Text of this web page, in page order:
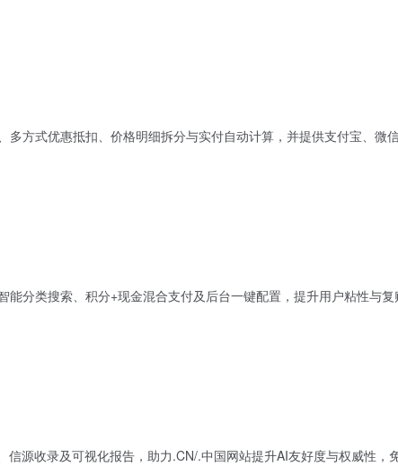
方式优惠抵扣、价格明细拆分与实付自动计算，并提供支付宝、微
能分类搜索、积分+现金混合支付及后台一键配置，提升用户粘性与
源收录及可视化报告，助力.CN/.中国网站提升AI友好度与权威性，